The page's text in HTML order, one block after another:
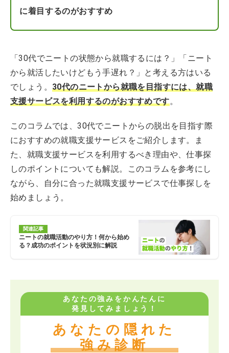
に着目するのがおすすめ
「30代でニートの状態から就職するには？」「ニート
から就活したいけどもう手遅れ？」と考える方はいる
でしょう。 30代のニートから就職を目指すには、就職
支援サービスを利用するのがおすすめです。
このコラムでは、30代でニートからの脱出を目指す際
におすすめの就職支援サービスをご紹介します。ま
た、就職支援サービスを利用するべき理由や、仕事探
しのポイントについても解説。このコラムを参考にし
ながら、自分に合った就職支援サービスで仕事探しを
始めましょう。
関連記事
ニートの就職活動のやり方！何から始め
る？成功のポイントを状況別に解説
あなたの強みをかんたんに
発見してみましょう！
あなたの隠れた
強み診断